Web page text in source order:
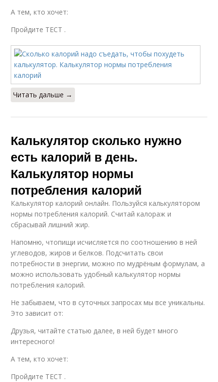
А тем, кто хочет:
Пройдите ТЕСТ .
Читать дальше →
Калькулятор сколько нужно
есть калорий в день.
Калькулятор нормы
потребления калорий
Калькулятор калорий онлайн. Пользуйся калькулятором
нормы потребления калорий. Считай калораж и
сбрасывай лишний жир.
Напомню, чтопищи исчисляется по соотношению в ней
углеводов, жиров и белков. Подсчитать свои
потребности в энергии, можно по мудрёным формулам, а
можно использовать удобный калькулятор нормы
потребления калорий.
Не забываем, что в суточных запросах мы все уникальны.
Это зависит от:
Друзья, читайте статью далее, в ней будет много
интересного!
А тем, кто хочет:
Пройдите ТЕСТ .